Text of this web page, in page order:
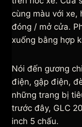
cùng màu với xe,
đóng / mở cửa.
xuống bằng hợp
Nói đến gương
điện, gập điện,
những trang bị
trước đây, GLC
inch 5 chấu.